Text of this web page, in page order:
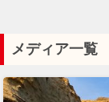
メディア一覧